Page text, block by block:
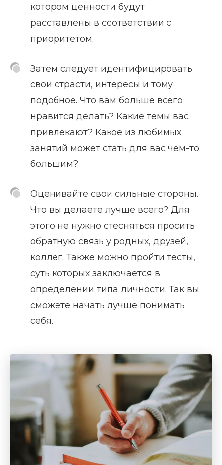
котором ценности будут
расставлены в соответствии с
приоритетом.
Затем следует идентифицировать
свои страсти, интересы и тому
подобное. Что вам больше всего
нравится делать? Какие темы вас
привлекают? Какое из любимых
занятий может стать для вас чем-то
большим?
Оценивайте свои сильные стороны.
Что вы делаете лучше всего? Для
этого не нужно стесняться просить
обратную связь у родных, друзей,
коллег. Также можно пройти тесты,
суть которых заключается в
определении типа личности. Так вы
сможете начать лучше понимать
себя.